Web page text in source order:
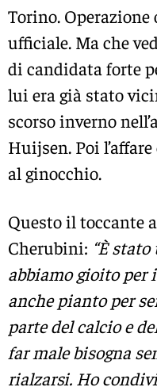
Torino.
ufficiale. Ma che
di candidata forte
lui era già stato
scorso inverno
Huijsen. Poi
al ginocchio.
Questo il toccante
Cherubini: “È
abbiamo gioito per
anche pianto per
parte del calcio e
far male bisogna
rialzarsi. Ho